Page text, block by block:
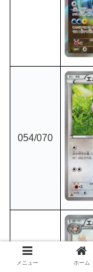
054/070
メニュー ホーム